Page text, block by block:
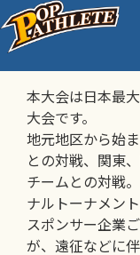
大会参加
本大会は日本最
大会です。
地元地区から始
との対戦、関東
チームとの対戦
ナルトーナメント
スポンサー企業
が、遠征などに